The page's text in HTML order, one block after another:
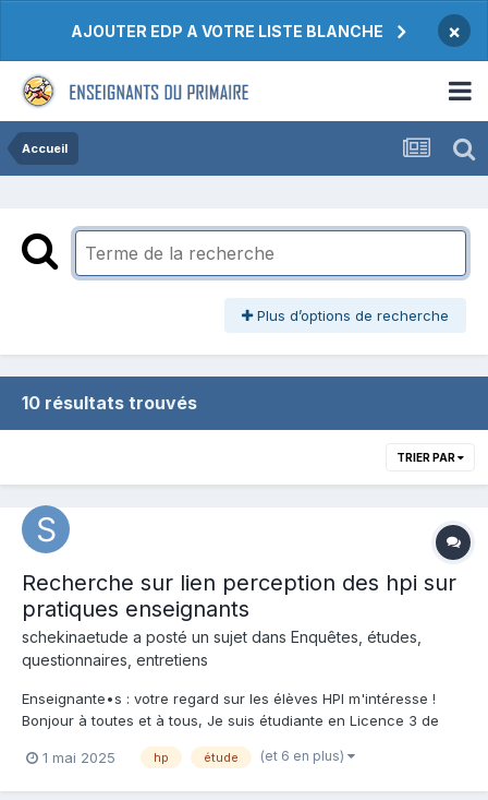
AJOUTER EDP A VOTRE LISTE BLANCHE ×
Accueil
Plus d’options de recherche
10 résultats trouvés
TRIER PAR
Recherche sur lien perception des hpi sur
pratiques enseignants
schekinaetude a posté un sujet dans Enquêtes, études,
questionnaires, entretiens
Enseignante•s : votre regard sur les élèves HPI m'intéresse !
Bonjour à toutes et à tous, Je suis étudiante en Licence 3 de
cadre de mon TER (Travail d'étude et de recherche) sur les
1 mai 2025 hp étude (et 6 en plus)